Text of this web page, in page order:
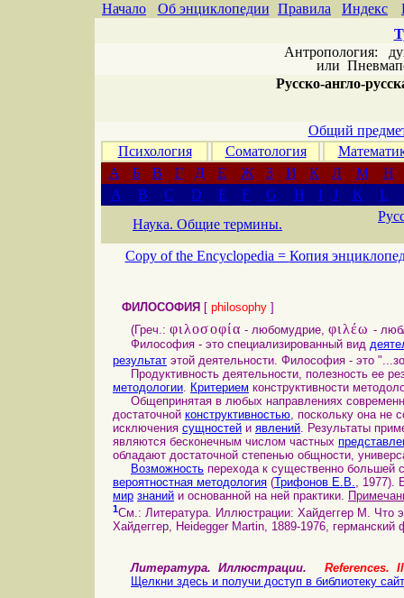
Начало Об энциклопедии Правила Индекс
Антропология:
или
Русско-англо-
Общий
Психология
Соматология
А
Б В Г Д Е Ж З И К Л М
Н
A
B C D E F G H I J K
L
Наука. Общие термины.
Copy of the Encyclopedia = Копия
ФИЛОСОФИЯ [ philosophy ]
(Греч.: φιλοσοφία - любомудрие, φιλέω -
Философия - это специализированный вид
результат этой деятельности. Философия - это
Продуктивность деятельности, полезность ее
методологии. Критерием конструктивности
Общепринятая в любых направлениях
достаточной конструктивностью, поскольку она не
исключения сущностей и явлений. Результаты
являются бесконечным числом частных
обладают достаточной степенью общности,
Возможность перехода к существенно большей
вероятностная методология (Трифонов Е.В., 1977).
мир знаний и основанной на ней практики.
1См.: Литература. Иллюстрации: Хайдеггер М. Что
Хайдеггер, Heidegger Мartin, 1889-1976,
Литература. Иллюстрации. References.
Щелкни здесь и получи доступ в библиотеку